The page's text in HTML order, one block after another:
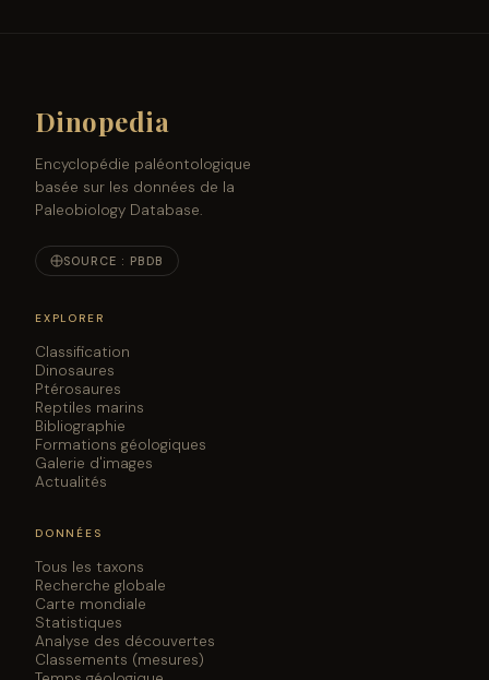
Dinopedia
Encyclopédie paléontologique
basée sur les données de la
Paleobiology Database.
SOURCE : PBDB
EXPLORER
Classification
Dinosaures
Ptérosaures
Reptiles marins
Bibliographie
Formations géologiques
Galerie d'images
Actualités
DONNÉES
Tous les taxons
Recherche globale
Carte mondiale
Statistiques
Analyse des découvertes
Classements (mesures)